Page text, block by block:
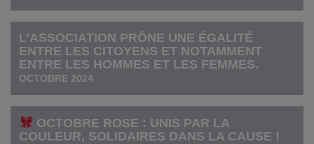
L’ASSOCIATION PRÔNE UNE ÉGALITÉ
ENTRE LES CITOYENS ET NOTAMMENT
ENTRE LES HOMMES ET LES FEMMES.
OCTOBRE 2024
OCTOBRE ROSE : UNIS PAR LA
COULEUR, SOLIDAIRES DANS LA CAUSE !